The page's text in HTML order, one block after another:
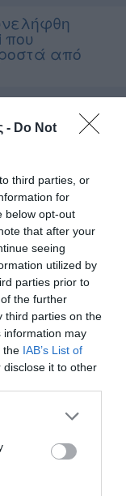
- Do Not
third parties, or
for
below opt-out
that after your
seeing
utilized by
parties prior to
the further
third parties on the
information may
the IAB’s List of
it to other
που
από
Τι
νέο πλαίσιο
20.000 ευρώ
για
Ελλάδα
2026: Ο
ν.μιλίων με
και Honda
εμπειρία
με νέο